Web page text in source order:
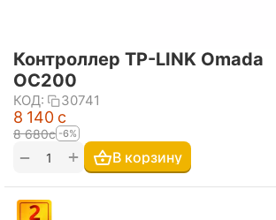
Контроллер TP-LINK Omada
OC200
КОД: 30741
8 140 с
8 680с -6%
+
− В корзину